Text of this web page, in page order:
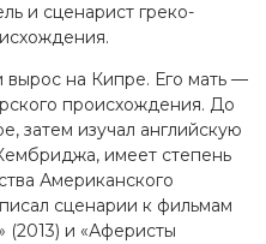
и сценарист греко-
вырос на Кипре. Его мать —
происхождения. До
затем изучал английскую
имеет степень
Американского
сценарии к фильмам
(2013) и «Аферисты